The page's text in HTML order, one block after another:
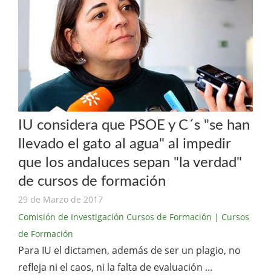
IU considera que PSOE y C´s "se han
llevado el gato al agua" al impedir
que los andaluces sepan "la verdad"
de cursos de formación
29 de Marzo de 2017
Comisión de Investigación Cursos de Formación | Cursos
de Formación
Para IU el dictamen, además de ser un plagio, no
refleja ni el caos, ni la falta de evaluación ...